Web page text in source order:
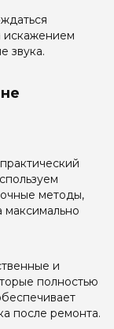
искажением
звука.
методы,
и
полностью
после ремонта.